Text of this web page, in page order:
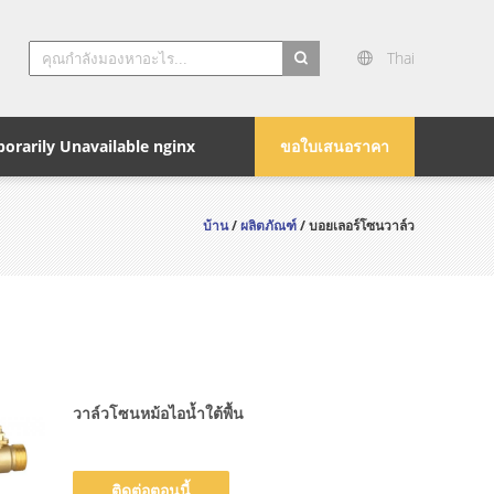
Thai
ขอใบเสนอราคา
Unavailable nginx
บ้าน/ผลิตภัณฑ์/ บอยเลอร์โซนวาล์ว
วาล์วโซนหม้อไอน้ำใต้พื้น